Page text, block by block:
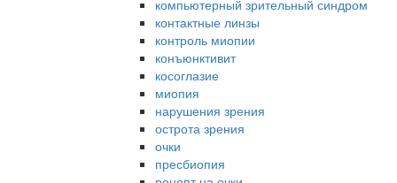
компьютерный зрительный синдром
контактные линзы
контроль миопии
конъюнктивит
косоглазие
миопия
нарушения зрения
острота зрения
очки
пресбиопия